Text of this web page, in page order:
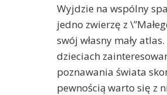
Wyjdzie na wspólny
jedno zwierzę z
swój własny mały
dzieciach
poznawania świata
pewnością warto się z